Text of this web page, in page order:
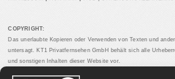
COPYRIGHT:
Das unerlaubte Kopieren oder Verwenden von Texten und
untersagt. KT1 Privatfernsehen GmbH behält sich alle
und sonstigen Inhalten dieser Website vor.